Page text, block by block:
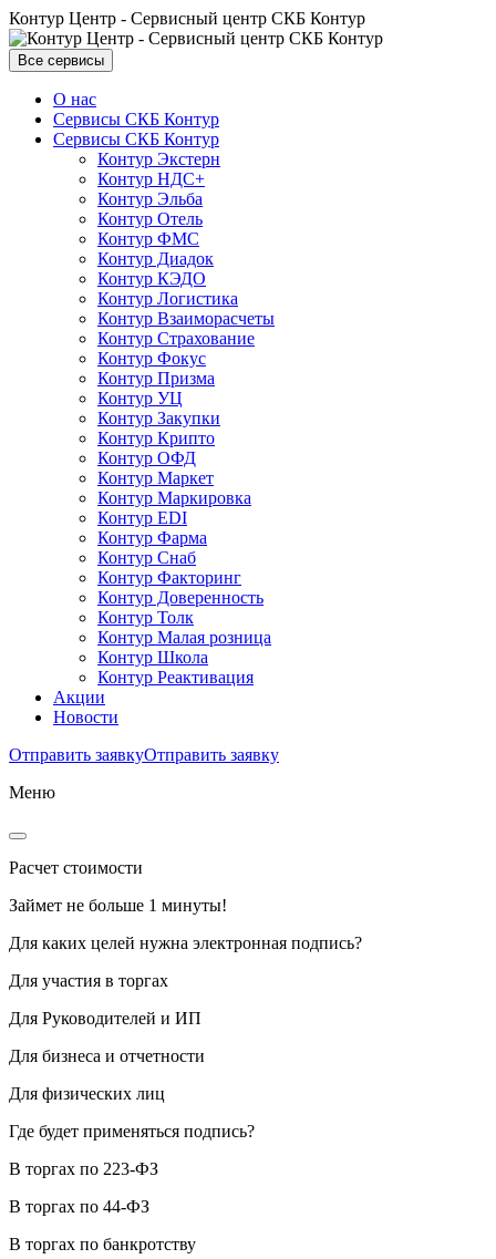
Контур Центр - Сервисный центр СКБ Контур
Все сервисы
О нас
Сервисы СКБ Контур
Сервисы СКБ Контур
Контур Экстерн
Контур НДС+
Контур Эльба
Контур Отель
Контур ФМС
Контур Диадок
Контур КЭДО
Контур Логистика
Контур Взаиморасчеты
Контур Страхование
Контур Фокус
Контур Призма
Контур УЦ
Контур Закупки
Контур Крипто
Контур ОФД
Контур Маркет
Контур Маркировка
Контур EDI
Контур Фарма
Контур Снаб
Контур Факторинг
Контур Доверенность
Контур Толк
Контур Малая розница
Контур Школа
Контур Реактивация
Акции
Новости
Отправить заявкуОтправить заявку
Меню
Расчет стоимости
Займет не больше 1 минуты!
Для каких целей нужна электронная подпись?
Для участия в торгах
Для Руководителей и ИП
Для бизнеса и отчетности
Для физических лиц
Где будет применяться подпись?
В торгах по 223-ФЗ
В торгах по 44-ФЗ
В торгах по банкротству